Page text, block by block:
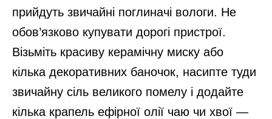
прийдуть звичайні поглиначі вологи. Не
обов’язково купувати дорогі пристрої.
Візьміть красиву керамічну миску або
кілька декоративних баночок, насипте туди
звичайну сіль великого помелу і додайте
кілька крапель ефірної олії чаю чи хвої —